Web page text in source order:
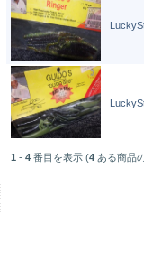
1 - 4 番目を表示 (4 ある商品